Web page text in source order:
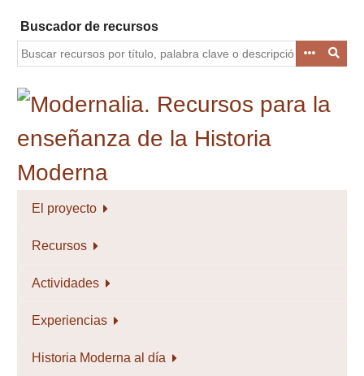
contenido
principal
Buscador de recursos
El proyecto
Recursos
Actividades
Experiencias
Historia Moderna al día